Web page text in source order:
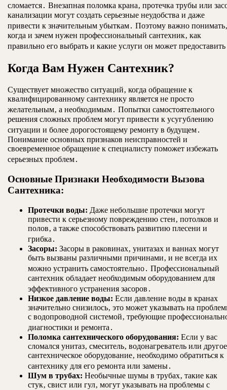
сломается․ Внезапная поломка крана‚ протечка трубы или
канализации могут создать серьезные неудобства и даже
привести к значительным убыткам․ Поэтому важно понимать‚
когда и зачем нужен профессиональный сантехник‚ как
правильно его выбрать и какие услуги он может
Когда Вам Нужен Сантехник?
Существует множество ситуаций‚ когда обращение к
квалифицированному сантехнику является не просто
желательным‚ а необходимым․ Попытки самостоятельного
решения сложных проблем могут привести к усугублению
ситуации и более дорогостоящему ремонту в будущем․
Понимание основных признаков неисправностей и
своевременное обращение к специалисту поможет избежать
серьезных проблем․
Основные Признаки Необходимости Вызова
Сантехника:
Протечки воды: Даже небольшие протечки могут
привести к серьезному повреждению стен‚ потолков и
полов‚ а также способствовать развитию плесени и
грибка․
Засоры: Засоры в раковинах‚ унитазах и ваннах могут
быть вызваны различными причинами‚ и не всегда их
можно устранить самостоятельно․ Профессиональный
сантехник обладает необходимым оборудованием для
эффективного устранения засоров․
Низкое давление воды: Если давление воды в кранах
значительно снизилось‚ это может указывать на
с водопроводной системой‚ требующие
диагностики и ремонта․
Поломка сантехнического оборудования: Если у вас
сломался унитаз‚ смеситель‚ водонагреватель или другое
сантехническое оборудование‚ необходимо обратиться к
сантехнику для его ремонта или замены․
Шум в трубах: Необычные шумы в трубах‚ такие как
стук‚ свист или гул‚ могут указывать на проблемы с